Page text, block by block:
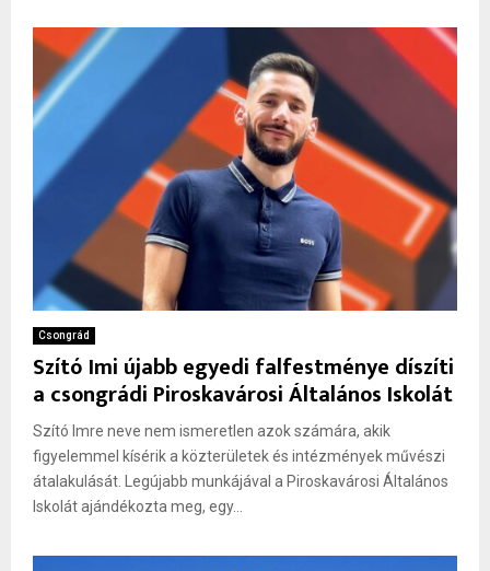
Csongrád
Szító Imi újabb egyedi falfestménye díszíti
a csongrádi Piroskavárosi Általános Iskolát
Szító Imre neve nem ismeretlen azok számára, akik
figyelemmel kísérik a közterületek és intézmények művészi
átalakulását. Legújabb munkájával a Piroskavárosi Általános
Iskolát ajándékozta meg, egy...